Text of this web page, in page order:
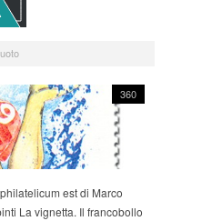
360
est di Marco
La vignetta. Il francobollo